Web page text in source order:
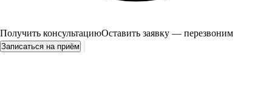
Получить консультациюОставить заявку — перезвоним
Записаться на приём